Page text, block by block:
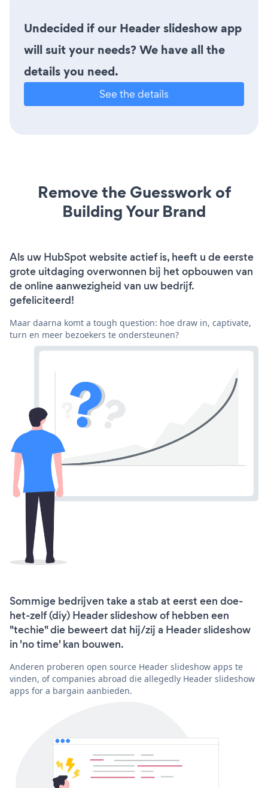
Undecided if our Header slideshow app
will suit your needs? We have all the
details you need.
See the details
Remove the Guesswork of
Building Your Brand
Als uw HubSpot website actief is, heeft u de eerste
grote uitdaging overwonnen bij het opbouwen van
de online aanwezigheid van uw bedrijf.
gefeliciteerd!
Maar daarna komt a tough question: hoe draw in, captivate,
turn en meer bezoekers te ondersteunen?
Sommige bedrijven take a stab at eerst een doe-
het-zelf (diy) Header slideshow of hebben een
"techie" die beweert dat hij/zij a Header slideshow
in 'no time' kan bouwen.
Anderen proberen open source Header slideshow apps te
vinden, of companies abroad die allegedly Header slideshow
apps for a bargain aanbieden.